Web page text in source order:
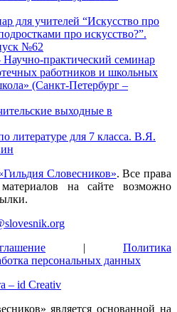
для учителей “Искусство про
про искусство?”.
№62
практический семинар
работников и школьных
(Санкт-Петербург –
выходные в
литературе для 7 класса. В.Я.
Словесников». Все права
на сайте возможно
| Политика
персональных данных
– id Creativ
является основанной на